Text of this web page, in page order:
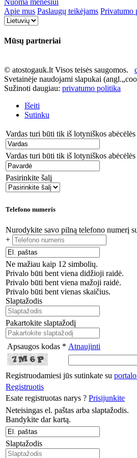
Apie mus Paslaugų teikėjams Privatumo
Mūsų partneriai
© atostogauk.lt Visos teisės saugomos.
Svetainėje naudojami slapukai
Sužinoti daugiau: privatumo politika
Išeiti
Sutinku
Vardas turi būti tik iš lotyniškos
Vardas turi būti tik iš lotyniškos
Pasirinkite šalį
Telefono numeris
Nurodykite savo pilną telefono numerį
+
Ne mažiau kaip 12 simbolių.
Privalo būti bent viena didžioji raidė.
Privalo būti bent viena mažoji raidė.
Privalo būti bent vienas skaičius.
Slaptažodis
Pakartokite slaptažodį
Apsaugos kodas * Atnaujinti
Registruodamiesi jūs sutinkate su
Registruotis
Esate registruotas narys ? Prisijunkite
Neteisingas el. paštas arba slaptažodis.
Bandykite dar kartą.
Slaptažodis